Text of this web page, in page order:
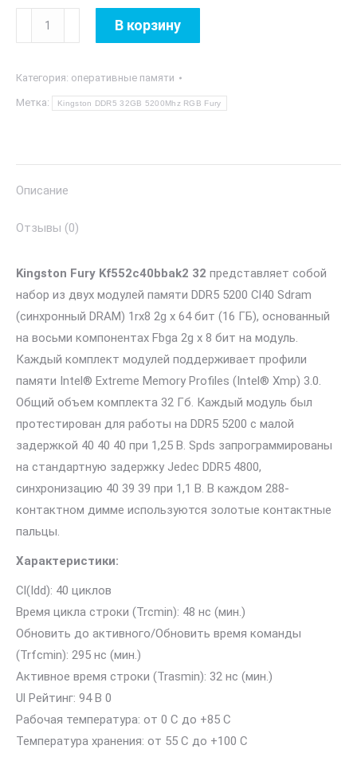
Количество
товара
DDR5
32GB
Fury
В корзину
Категория: оперативные памяти
Метка: Kingston DDR5 32GB 5200Mhz RGB Fury
Описание
Отзывы (0)
Kingston Fury Kf552c40bbak2 32 представляет собой
набор из двух модулей памяти DDR5 5200 Cl40 Sdram
(синхронный DRAM) 1rx8 2g x 64 бит (16 ГБ), основанный
на восьми компонентах Fbga 2g x 8 бит на модуль.
Каждый комплект модулей поддерживает профили
памяти Intel® Extreme Memory Profiles (Intel® Xmp) 3.0.
Общий объем комплекта 32 Гб. Каждый модуль был
протестирован для работы на DDR5 5200 с малой
задержкой 40 40 40 при 1,25 В. Spds запрограммированы
на стандартную задержку Jedec DDR5 4800,
синхронизацию 40 39 39 при 1,1 В. В каждом 288-
контактном димме используются золотые контактные
пальцы.
Характеристики:
Cl(Idd): 40 циклов
Время цикла строки (Trcmin): 48 нс (мин.)
Обновить до активного/Обновить время команды
(Trfcmin): 295 нс (мин.)
Активное время строки (Trasmin): 32 нс (мин.)
Ul Рейтинг: 94 В 0
Рабочая температура: от 0 С до +85 С
Температура хранения: от 55 C до +100 C